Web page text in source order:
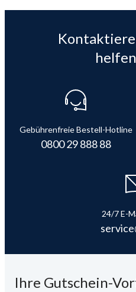
Gebührenfreie Bestell-Hotline
0800 29 888 88
24/7 E-
Ihre Gutschein-